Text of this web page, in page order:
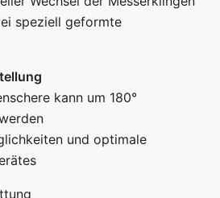
speziell geformte
kann um 180°
und optimale